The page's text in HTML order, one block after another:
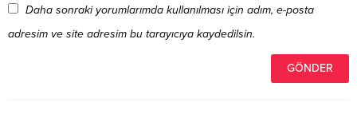
Daha sonraki yorumlarımda kullanılması için adım, e-posta
adresim ve site adresim bu tarayıcıya kaydedilsin.